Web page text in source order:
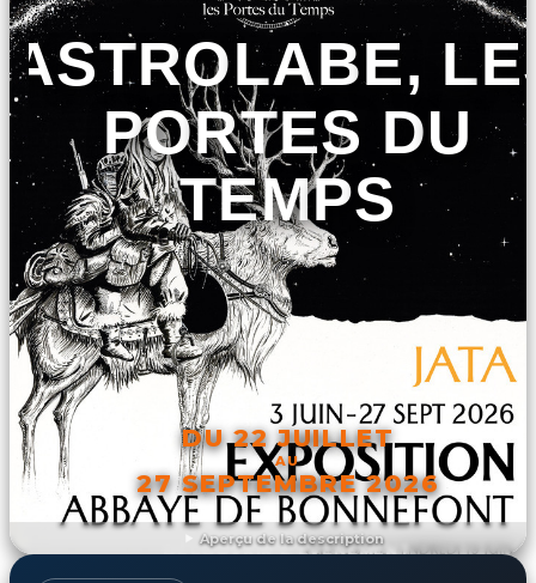
Aperçu de la description
ASTROLABE,
PORTES DU
TEMPS
DU 22 JUILLET
AU
27 SEPTEMBRE 2026
DÉCOUVRIR L'ÉVÉNEMENT